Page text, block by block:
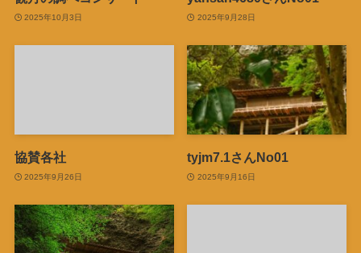
2025年10月3日 2025年9月28日
協賛各社
2025年9月26日
tyjm7.1さんNo01
2025年9月16日